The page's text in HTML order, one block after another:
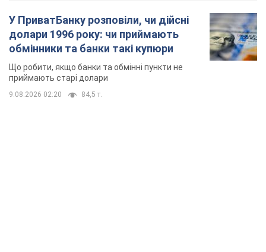
У ПриватБанку розповіли, чи дійсні
долари 1996 року: чи приймають
обмінники та банки такі купюри
Що робити, якщо банки та обмінні пункти не
приймають старі долари
9.08.2026 02:20 84,5 т.